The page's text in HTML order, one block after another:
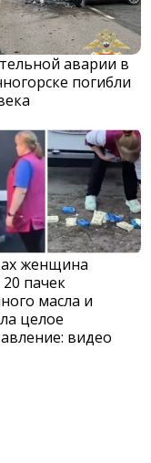
аварии в
погибли
женщина
пачек
масла и
целое
видео